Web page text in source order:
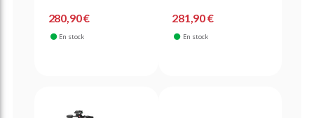
280,90 €
En stock
281,90 €
En stock